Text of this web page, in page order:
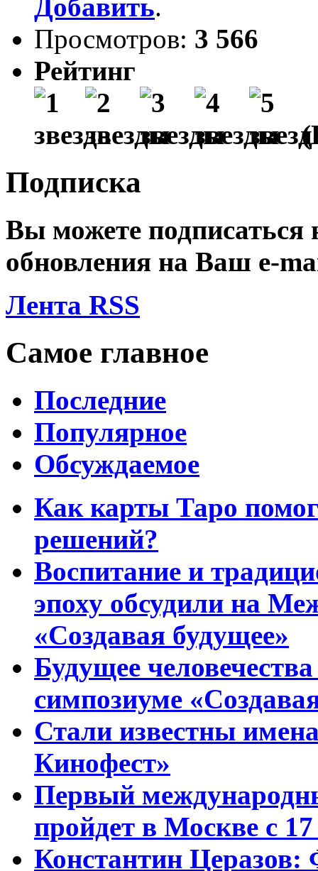
Добавить.
Просмотров: 3 566
Рейтинг
Подписка
Вы можете подписаться
обновления на Ваш e-
Лента RSS
Самое главное
Последние
Популярное
Обсуждаемое
Как карты Таро
решений?
Воспитание и
эпоху обсудили на
«Создавая будущее»
Будущее
симпозиуме
Стали известны
Кинофест»
Первый
пройдет в Москве с
Константин Церазов: